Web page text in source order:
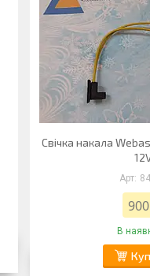
Свічка накала
В